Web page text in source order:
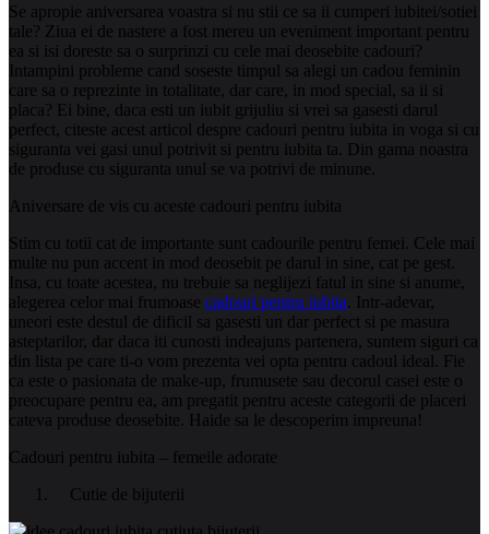
Se apropie aniversarea voastra si nu stii ce sa ii cumperi iubitei/sotiei
tale? Ziua ei de nastere a fost mereu un eveniment important pentru
ea si isi doreste sa o surprinzi cu cele mai deosebite cadouri?
Intampini probleme cand soseste timpul sa alegi un cadou feminin
care sa o reprezinte in totalitate, dar care, in mod special, sa ii si
placa? Ei bine, daca esti un iubit grijuliu si vrei sa gasesti darul
perfect, citeste acest articol despre cadouri pentru iubita in voga si cu
siguranta vei gasi unul potrivit si pentru iubita ta. Din gama noastra
de produse cu siguranta unul se va potrivi de minune.
Aniversare de vis cu aceste cadouri pentru iubita
Stim cu totii cat de importante sunt cadourile pentru femei. Cele mai
multe nu pun accent in mod deosebit pe darul in sine, cat pe gest.
Insa, cu toate acestea, nu trebuie sa neglijezi fatul in sine si anume,
alegerea celor mai frumoase cadouri pentru iubita . Intr-adevar,
uneori este destul de dificil sa gasesti un dar perfect si pe masura
asteptarilor, dar daca iti cunosti indeajuns partenera, suntem siguri ca
din lista pe care ti-o vom prezenta vei opta pentru cadoul ideal. Fie
ca este o pasionata de make-up, frumusete sau decorul casei este o
preocupare pentru ea, am pregatit pentru aceste categorii de placeri
cateva produse deosebite. Haide sa le descoperim impreuna!
Cadouri pentru iubita – femeile adorate
Cutie de bijuterii